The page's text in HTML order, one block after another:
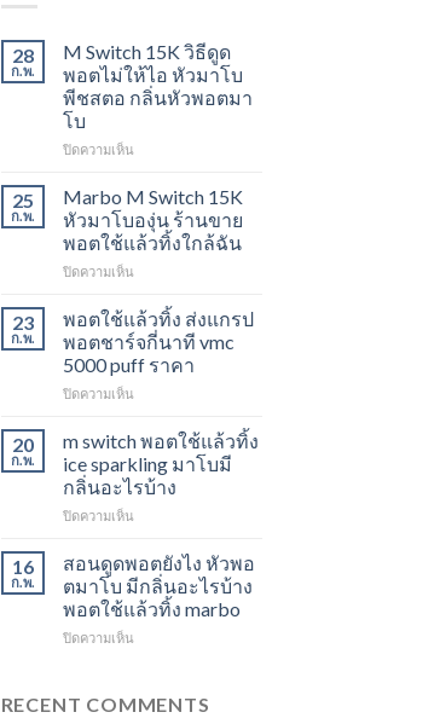
28
ก.พ.
M Switch 15K วิธีดูด
พอตไม่ให้ไอ หัวมาโบ
พีชสตอ กลิ่นหัวพอตมา
โบ
ปิดความเห็นบน
Switch
15K
วิธี
ดูด
พอต
ให้
ไอ
หัว
มา
โบ
สตอ
กลิ่น
หัว
พอ
ตมา
25
ก.พ.
Marbo M Switch 15K
หัวมาโบองุ่น ร้านขาย
พอตใช้แล้วทิ้งใกล้ฉัน
ปิดความเห็นบน
M
Switch
15K
หัว
มา
องุ่น
ร้าน
ขาย
พอต
ใช้
ทิ้ง
ใกล้
ฉัน
23
ก.พ.
พอตใช้แล้วทิ้ง ส่งแกรป
พอตชาร์จกี่นาที vmc
5000 puff ราคา
ปิดความเห็นบน
ทิ้ง
ส่ง
แกรป
ชาร์จ
กี่
นาที
vmc
5000
20
ก.พ.
m switch พอตใช้แล้วทิ้ง
ice sparkling มาโบมี
กลิ่นอะไรบ้าง
ปิดความเห็นบน
switch
พอต
ใช้
แล้ว
ทิ้ง
มา
16
ก.พ.
สอนดูดพอตยังไง หัวพอ
ตมาโบ มีกลิ่นอะไรบ้าง
พอตใช้แล้วทิ้ง marbo
ปิดความเห็นบน
พอ
RECENT COMMENTS